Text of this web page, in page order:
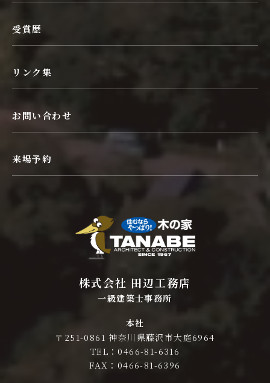
受賞歴
リンク集
お問い合わせ
来場予約
株式会社 田辺工務店
一級建築士事務所
本社
〒251-0861 神奈川県藤沢市大庭6964
TEL：0466-81-6316
FAX：0466-81-6396